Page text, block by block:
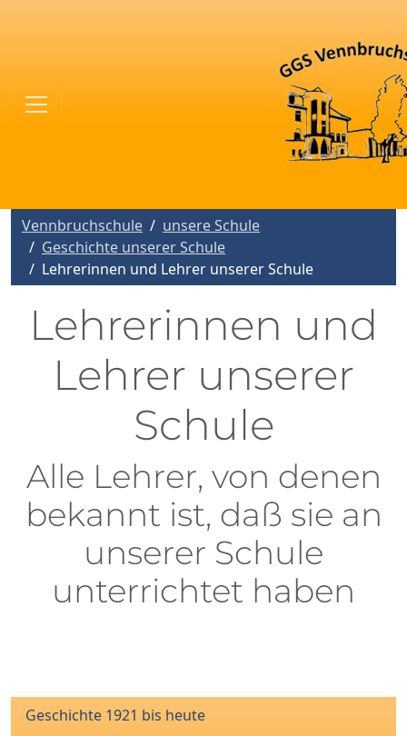
Vennbruchschule
unsere Schule
Geschichte unserer Schule
Lehrerinnen und Lehrer unserer Schule
Lehrerinnen und
Lehrer unserer
Schule
Alle Lehrer, von denen
bekannt ist, daß sie an
unserer Schule
unterrichtet haben
Geschichte 1921 bis heute